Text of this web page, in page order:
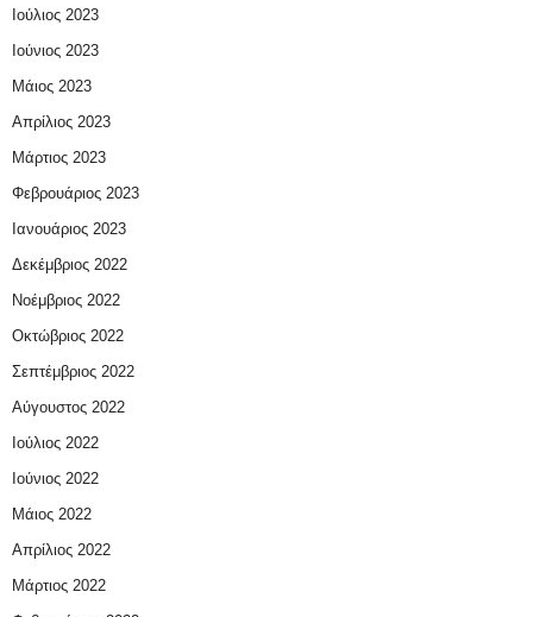
Ιούλιος 2023
Ιούνιος 2023
Μάιος 2023
Απρίλιος 2023
Μάρτιος 2023
Φεβρουάριος 2023
Ιανουάριος 2023
Δεκέμβριος 2022
Νοέμβριος 2022
Οκτώβριος 2022
Σεπτέμβριος 2022
Αύγουστος 2022
Ιούλιος 2022
Ιούνιος 2022
Μάιος 2022
Απρίλιος 2022
Μάρτιος 2022